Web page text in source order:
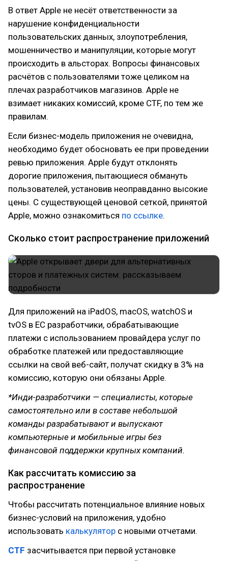
В ответ Apple не несёт ответственности за
нарушение конфиденциальности
пользовательских данных, злоупотребления,
мошенничество и манипуляции, которые могут
происходить в альсторах. Вопросы финансовых
расчётов с пользователями тоже целиком на
плечах разработчиков магазинов. Apple не
взимает никаких комиссий, кроме CTF, по тем же
правилам.
Если бизнес-модель приложения не очевидна,
необходимо будет обосновать ее при проведении
ревью приложения. Apple будут отклонять
дорогие приложения, пытающиеся обмануть
пользователей, установив неоправданно высокие
цены. С существующей ценовой сеткой, принятой
Apple, можно ознакомиться по ссылке.
Сколько стоит распространение приложений
Для приложений на iPadOS, macOS, watchOS и
tvOS в ЕС разработчики, обрабатывающие
платежи с использованием провайдера услуг по
обработке платежей или предоставляющие
ссылки на свой веб-сайт, получат скидку в 3% на
комиссию, которую они обязаны Apple.
*Инди-разработчики — специалисты, которые
самостоятельно или в составе небольшой
команды разрабатывают и выпускают
компьютерные и мобильные игры без
финансовой поддержки крупных компаний.
Как рассчитать комиссию за
распространение
Чтобы рассчитать потенциальное влияние новых
бизнес-условий на приложения, удобно
использовать калькулятор с новыми отчетами.
CTF засчитывается при первой установке